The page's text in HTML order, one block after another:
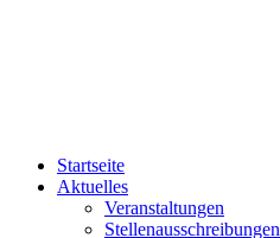
Startseite
Aktuelles
Veranstaltungen
Stellenausschreibungen